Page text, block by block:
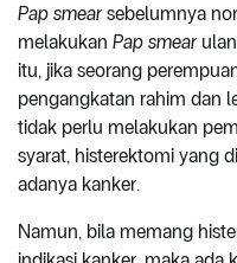
Pap smearsebelumnya
melakukan Pap smear
itu, jika seorang
pengangkatan rahim dan
tidak perlu melakukan
syarat, histerektomi yang
adanya kanker.
Namun, bila memang